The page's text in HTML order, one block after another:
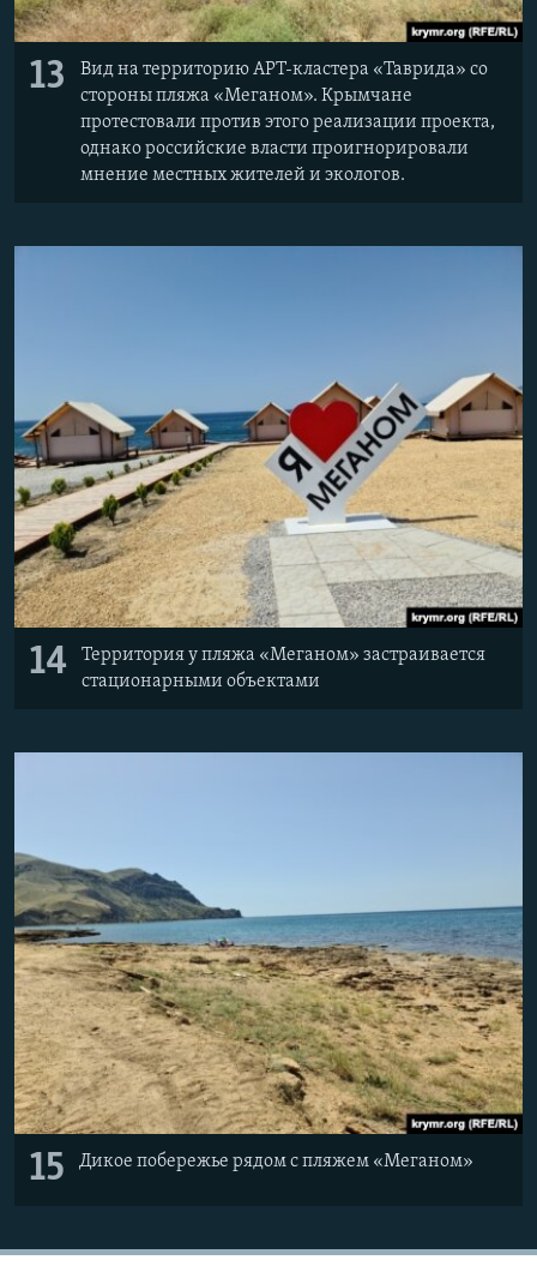
13
Вид на территорию АРТ-кластера «Таврида» со
стороны пляжа «Меганом». Крымчане
протестовали против этого реализации проекта,
однако российские власти проигнорировали
мнение местных жителей и экологов.
14
Территория у пляжа «Меганом» застраивается
стационарными объектами
15 Дикое побережье рядом с пляжем «Меганом»